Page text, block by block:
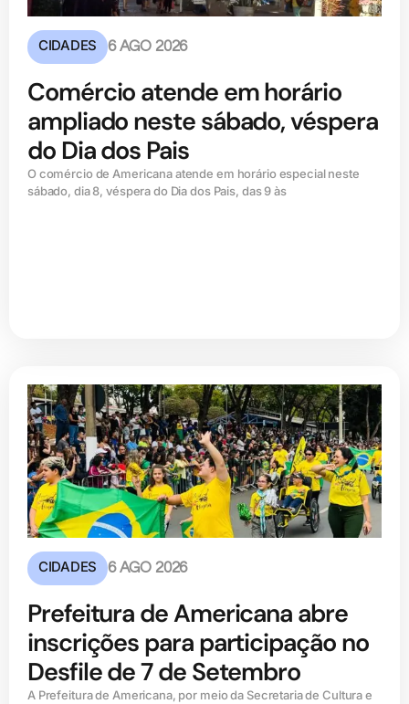
CIDADES 6 AGO 2026
Comércio atende em horário
ampliado neste sábado, véspera
do Dia dos Pais
O comércio de Americana atende em horário especial neste
sábado, dia 8, véspera do Dia dos Pais, das 9 às
CIDADES 6 AGO 2026
Prefeitura de Americana abre
inscrições para participação no
Desfile de 7 de Setembro
A Prefeitura de Americana, por meio da Secretaria de Cultura e